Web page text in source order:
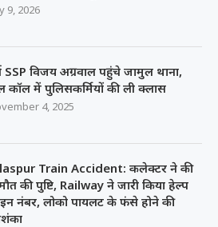
9, 2026
SSP विजय अग्रवाल पहुंचे जामुल थाना,
कॉल में पुलिसकर्मियों की ली क्लास
4, 2025
Train Accident: कलेक्टर ने की
की पुष्टि, Railway ने जारी किया हेल्प
नंबर, लोको पायलट के फंसे होने की